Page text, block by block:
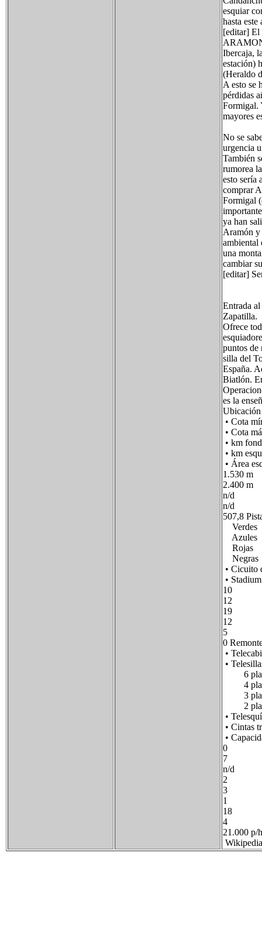
esquiar
hasta este
[editar] El
Ibercaja,
estación)
(Heraldo
A esto se
pérdidas
Formigal.
mayores
No se
urgencia
También
rumorea
esto sería
comprar
Formigal
ya han
Aramón y
ambiental
una
cambiar
[editar]
Entrada
Zapatilla.
Ofrece
puntos de
silla del
España.
Biatlón.
es la
Ubicación
• Cota
• Cota
• km
• km
• Área
1.530 m
2.400 m
n/d
n/d
507,8
Verdes
Azules
Rojas
Negras
• Cicuito
•
10
12
19
12
5
0
•
•
6
4
3
2
•
• Cintas
•
0
7
n/d
2
3
1
18
4
21.000 p/
Wikipedia